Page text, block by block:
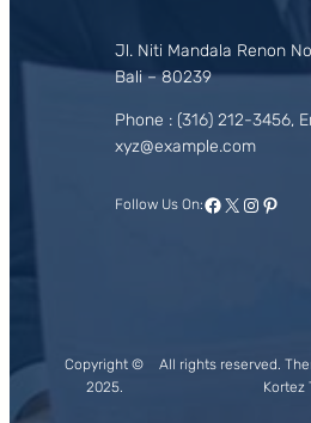
Jl. Niti Mandala Renon
Bali – 80239
Phone : (316) 212-3456,
xyz@example.com
Follow Us On:Facebook
X
Copyright ©
2025.
All rights reserved.
Kortez